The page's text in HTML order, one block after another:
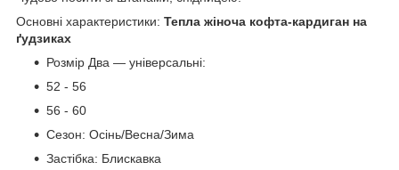
Основні характеристики: Тепла жіноча кофта-кардиган на
ґудзиках
Розмір Два — універсальні:
52 - 56
56 - 60
Сезон: Осінь/Весна/Зима
Застібка: Блискавка